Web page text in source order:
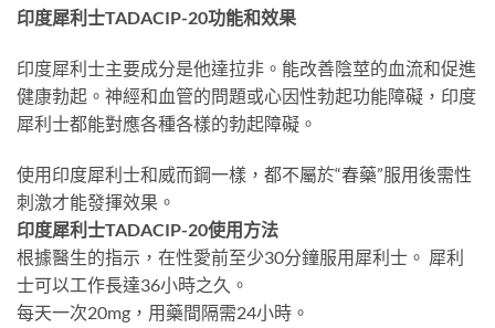
印度犀利士TADACIP-20功能和效果
印度犀利士主要成分是他達拉非。能改善陰莖的血流和促進
健康勃起。神經和血管的問題或心因性勃起功能障礙，印度
犀利士都能對應各種各樣的勃起障礙。
使用印度犀利士和威而鋼一樣，都不屬於“春藥”服用後需性
刺激才能發揮效果。
印度犀利士TADACIP-20使用方法
根據醫生的指示，在性愛前至少30分鐘服用犀利士。 犀利
士可以工作長達36小時之久。
每天一次20mg，用藥間隔需24小時。